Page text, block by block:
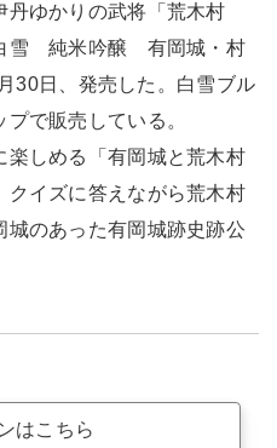
丹ゆかりの武将「荒木村
雪 純米吟醸 有岡城・村
30日、発売した。白雪ブル
で販売している。
楽しめる「有岡城と荒木村
クイズに答えながら荒木村
のあった有岡城跡史跡公
はこちら